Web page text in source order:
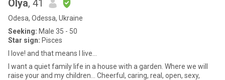
Olya, 41
Odesa, Odessa, Ukraine
Seeking: Male 35 - 50
Star sign: Pisces
I love! and that means I live...
I want a quiet family life in a house with a garden. Where we will
raise your and my children... Cheerful, caring, real, open, sexy,